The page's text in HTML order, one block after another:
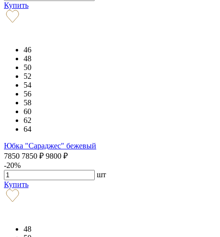
Купить
46
48
50
52
54
56
58
60
62
64
Юбка "Сараджес" бежевый
7850 7850 ₽ 9800 ₽
-20%
шт
Купить
48